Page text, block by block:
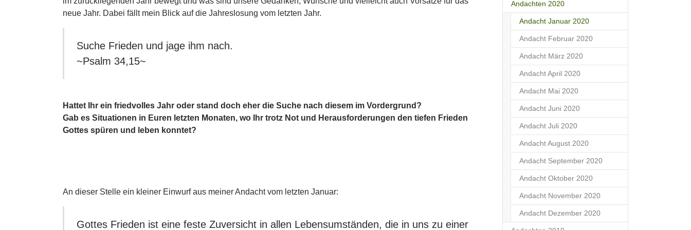
Andachten 2020
Andacht Januar 2020(current)
Andacht Februar 2020
Andacht März 2020
Andacht April 2020
Andacht Mai 2020
Andacht Juni 2020
Andacht Juli 2020
Andacht August 2020
Andacht September 2020
Andacht Oktober 2020
Andacht November 2020
Andacht Dezember 2020
neue Jahr. Dabei fällt mein Blick auf die Jahreslosung vom letzten Jahr. 
Suche Frieden und jage ihm nach.
~Psalm 34,15~
Hattet Ihr ein friedvolles Jahr oder stand doch eher die Suche nach diesem im Vordergrund?
Gab es Situationen in Euren letzten Monaten, wo Ihr trotz Not und Herausforderungen den tiefen Frieden
Gottes spüren und leben konntet?
An dieser Stelle ein kleiner Einwurf aus meiner Andacht vom letzten Januar:
Gottes Frieden ist eine feste Zuversicht in allen Lebensumständen, die in uns zu einer